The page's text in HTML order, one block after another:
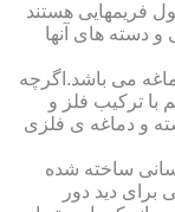
فریمهایی هستند
دسته های آنها
می باشد.اگرچه
با ترکیب فلز و
و دماغه ی فلزی
ساخته شده
برای دید دور